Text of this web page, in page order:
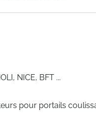
NICE, BFT ...
pour portails